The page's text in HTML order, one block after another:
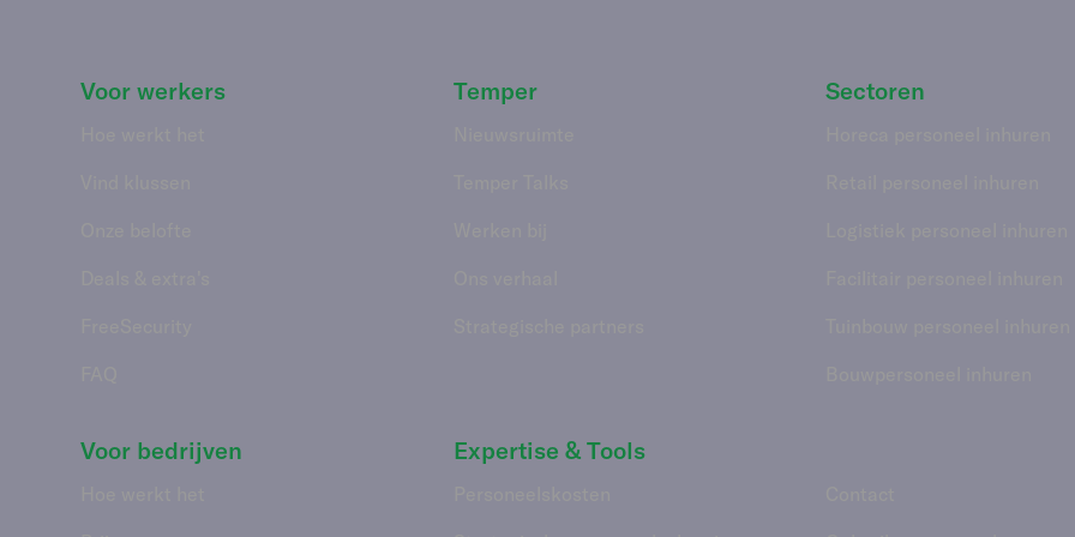
Voor werkers Temper Sectoren
Voor bedrijven Expertise & Tools